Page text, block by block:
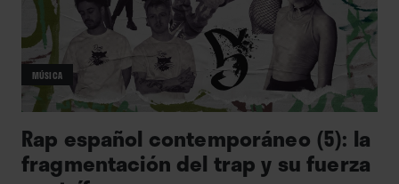
MÚSICA
Rap español contemporáneo (5): la
fragmentación del trap y su fuerza